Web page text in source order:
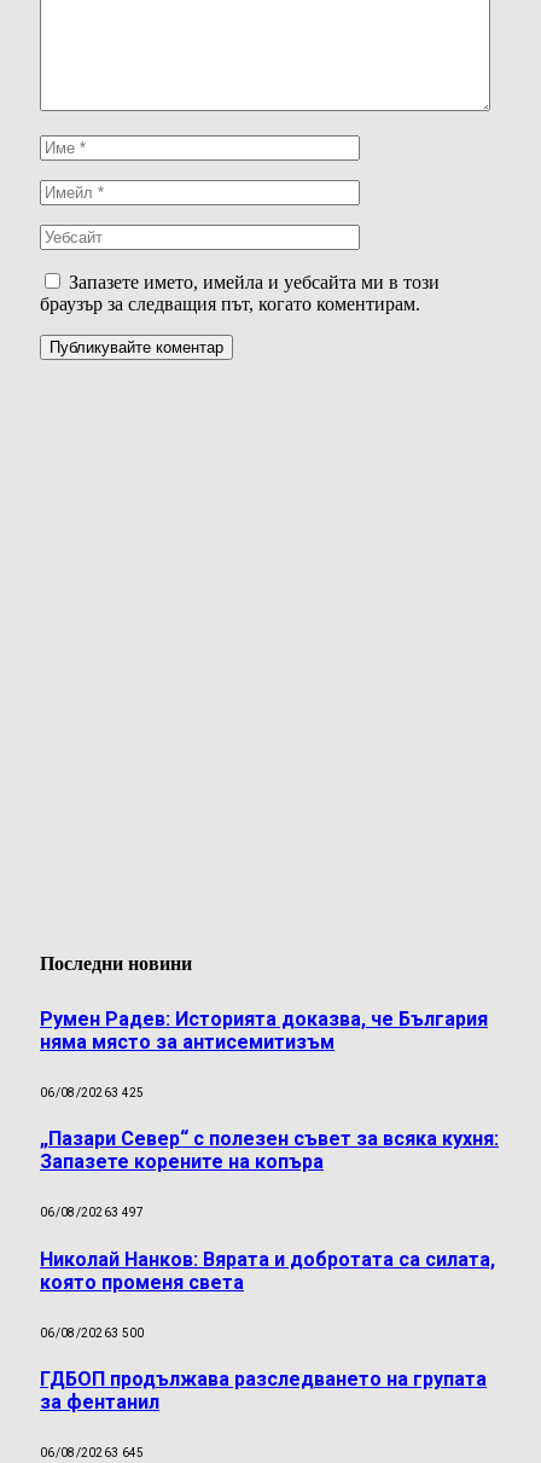
Запазете името, имейла и уебсайта ми в този
браузър за следващия път, когато коментирам.
Последни новини
Румен Радев: Историята доказва, че България
няма място за антисемитизъм
06/08/20263 425
„Пазари Север“ с полезен съвет за всяка кухня:
Запазете корените на копъра
06/08/20263 497
Николай Нанков: Вярата и добротата са силата,
която променя света
06/08/20263 500
ГДБОП продължава разследването на групата
за фентанил
06/08/20263 645